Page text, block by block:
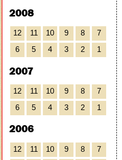
2008
12 11 10 9 8
7
6
5 4 3 2 1
2007
12 11 10 9 8
7
6
5 4 3 2 1
2006
12 11 10 9 8
7